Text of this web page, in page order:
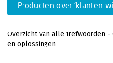
Producten over 'klanten
Overzicht van alle trefwoorden -
en oplossingen